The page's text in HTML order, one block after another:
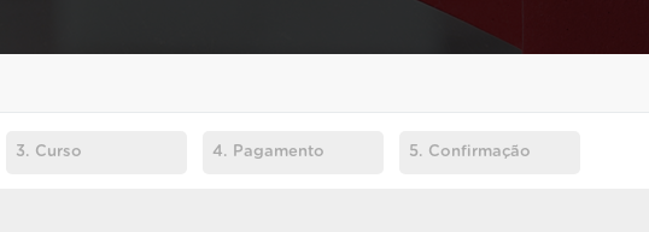
3. Curso 4. Pagamento 5. Confirmação